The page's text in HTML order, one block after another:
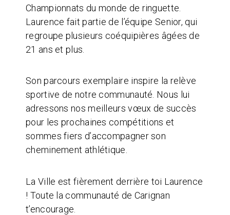
Championnats du monde de ringuette.
Laurence fait partie de l’équipe Senior, qui
regroupe plusieurs coéquipières âgées de
21 ans et plus.
Son parcours exemplaire inspire la relève
sportive de notre communauté. Nous lui
adressons nos meilleurs vœux de succès
pour les prochaines compétitions et
sommes fiers d’accompagner son
cheminement athlétique.
La Ville est fièrement derrière toi Laurence
! Toute la communauté de Carignan
t’encourage.